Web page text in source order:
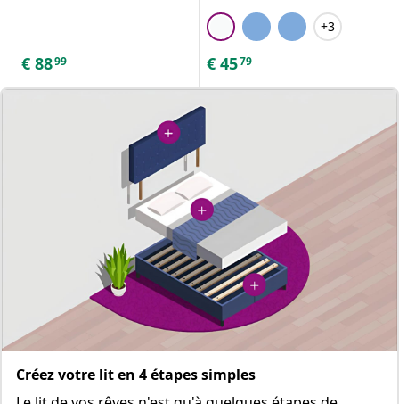
€ 8899
+3
€ 4579
Créez votre lit en 4 étapes simples